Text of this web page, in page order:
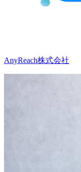
AnyReach株式会社